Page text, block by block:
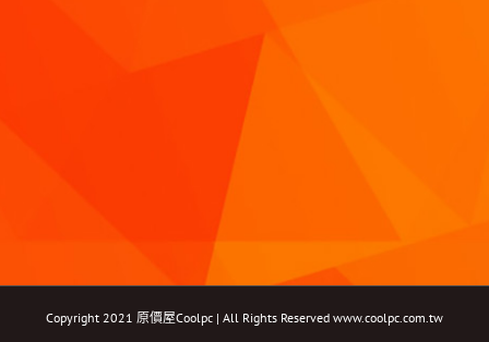
Copyright 2021 原價屋Coolpc | All Rights Reserved www.coolpc.com.tw